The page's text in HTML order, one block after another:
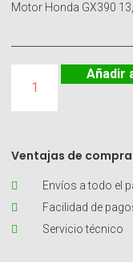
Motor Honda GX390
Añadir
Ventajas de
Envíos a todo el
Facilidad de
Servicio técnico